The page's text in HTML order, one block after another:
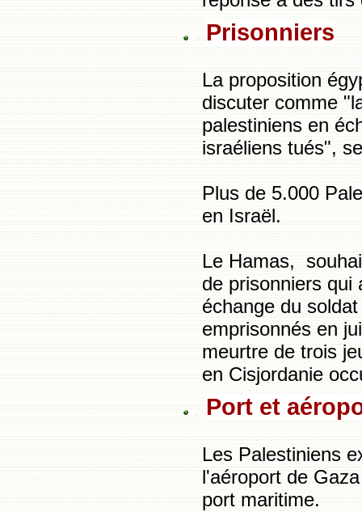
Prisonniers
La proposition
discuter comme
palestiniens en
israéliens tués",
Plus de 5.000
en Israël.
Le Hamas,
de prisonniers qui
échange du
emprisonnés en
meurtre de trois
en Cisjordanie
Port et
Les Palestiniens
l'aéroport de
port maritime.